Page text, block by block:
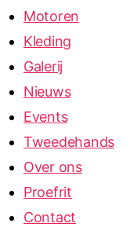
Motoren
Kleding
Galerij
Nieuws
Events
Tweedehands
Over ons
Proefrit
Contact